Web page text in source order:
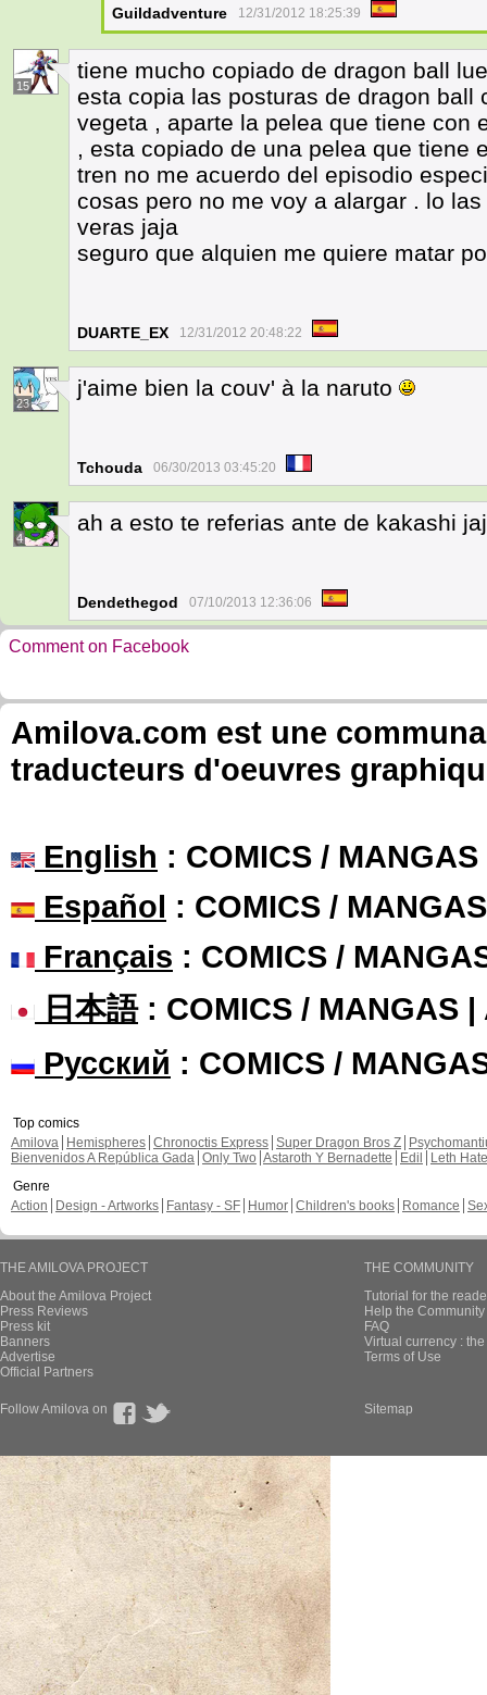
Guildadventure 12/31/2012 18:25:39
15
tiene mucho copiado de dragon ball
esta copia las posturas de dragon ball
vegeta , aparte la pelea que tiene con
, esta copiado de una pelea que tiene
tren no me acuerdo del episodio
cosas pero no me voy a alargar . lo
veras jaja
seguro que alquien me quiere matar
DUARTE_EX 12/31/2012 20:48:22
23
j'aime bien la couv' à la naruto
Tchouda 06/30/2013 03:45:20
4
ah a esto te referias ante de kakashi
Dendethegod 07/10/2013 12:36:06
Comment on Facebook
Amilova.com est une
traducteurs d'oeuvres
English : COMICS /
Español : COMICS /
Français : COMICS /
日本語: COMICS / MANGAS |
Русский : COMICS /
Top comics
Amilova
Hemispheres Chronoctis Express Super Dragon Bros Z
Bienvenidos A República Gada Only Two Astaroth Y Bernadette Edil
Leth Hate
Genre
Action
Design - Artworks Fantasy - SF Humor Children's books Romance
THE AMILOVA PROJECT
About the Amilova Project
Press Reviews
Press kit
Banners
Advertise
Official Partners
THE COMMUNITY
Tutorial for the
Help the
FAQ
Virtual currency :
Terms of Use
Follow Amilova on Sitemap